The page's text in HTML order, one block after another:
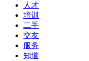
人才
培训
二手
交友
服务
知道